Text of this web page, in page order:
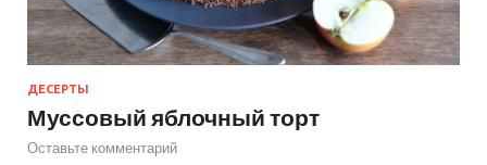
ДЕСЕРТЫ
Муссовый яблочный торт
Оставьте комментарий